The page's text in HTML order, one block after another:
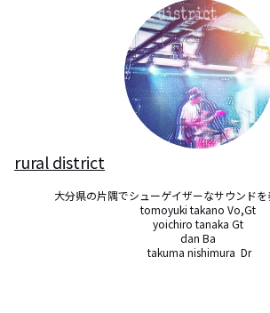
rural district
大分県の片隅でシューゲイザーなサウンドを
tomoyuki takano Vo,Gt
yoichiro tanaka Gt
dan Ba
takuma nishimura  Dr